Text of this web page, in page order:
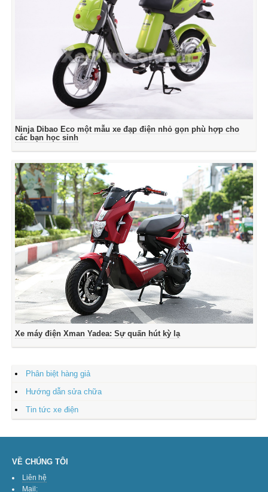
Ninja Dibao Eco một mẫu xe đạp điện nhỏ gọn phù hợp cho
các bạn học sinh
Xe máy điện Xman Yadea: Sự quấn hút kỳ lạ
Phân biệt hàng giả
Hướng dẫn sửa chữa
Tin tức xe điện
VỀ CHÚNG TÔI
Liên hệ
Mail: